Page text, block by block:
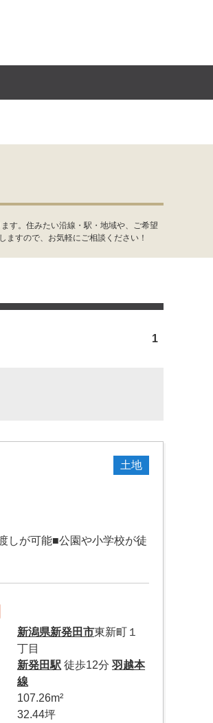
す。住みたい沿線・駅・地域や、ご希望
すので、お気軽にご相談ください！
1
土地
しが可能■公園や小学校が徒
新潟県新発田市東新町１
丁目
新発田駅 徒歩12分羽越本
線
107.26m²
32.44坪